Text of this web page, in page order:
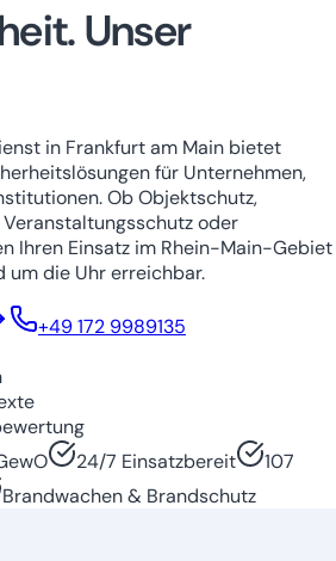
Unser
in Frankfurt am Main bietet
für Unternehmen,
Ob Objektschutz,
oder
Ihren Einsatz im Rhein-Main-Gebiet
die Uhr erreichbar.
+49 172 9989135
24/7 Einsatzbereit
107
Brandwachen & Brandschutz